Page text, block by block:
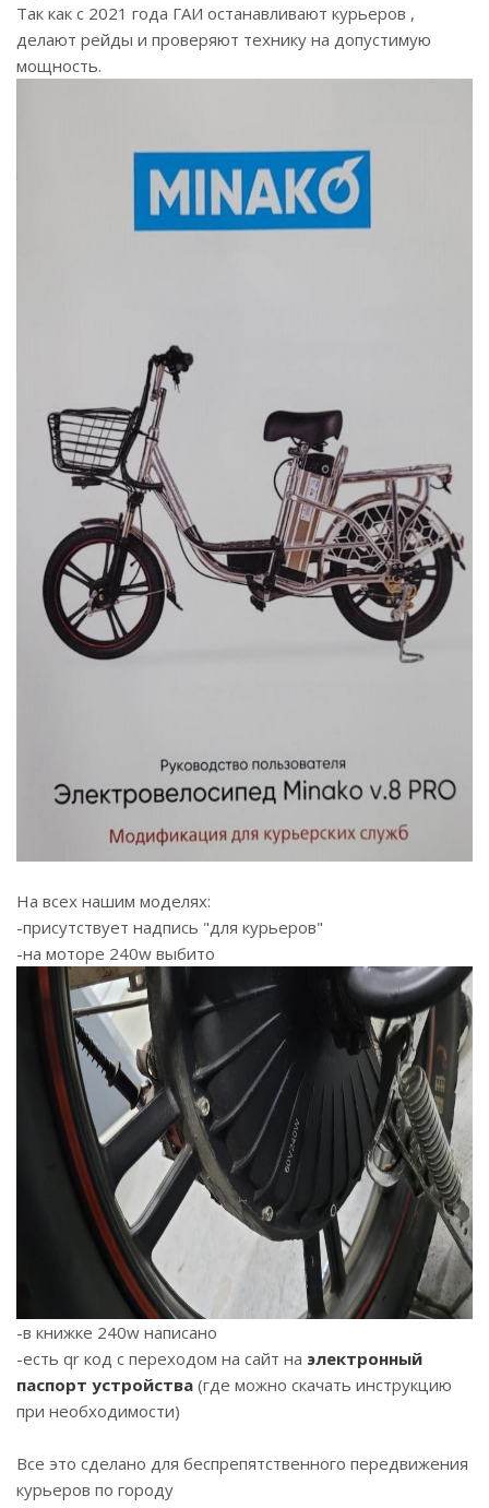
Так как с 2021 года ГАИ останавливают курьеров ,
делают рейды и проверяют технику на допустимую
мощность.
На всех нашим моделях:
-присутствует надпись "для курьеров"
-на моторе 240w выбито
-в книжке 240w написано
-есть qr код с переходом на сайт на электронный
паспорт устройства (где можно скачать инструкцию
при необходимости)
Все это сделано для беспрепятственного передвижения
курьеров по городу